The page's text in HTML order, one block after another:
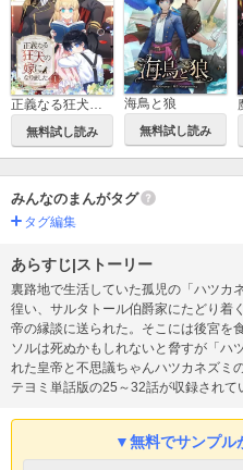
無料試し読み
海鳥と狼
無料試し読み
みんなのまんがタグ
タグ編集
あらすじ|ストーリー
裏路地で生活していた孤児の「ハツカ
徨い、サルタトール伯爵家にたどり着
帝の縁談に送られた。そこには後宮を
ソルは死ぬかもしれないと脅すが「ハ
れた皇帝と不思議ちゃんハツカネズ
テヨミ単話版の25～32話が収録されて
▼無料でサンプル